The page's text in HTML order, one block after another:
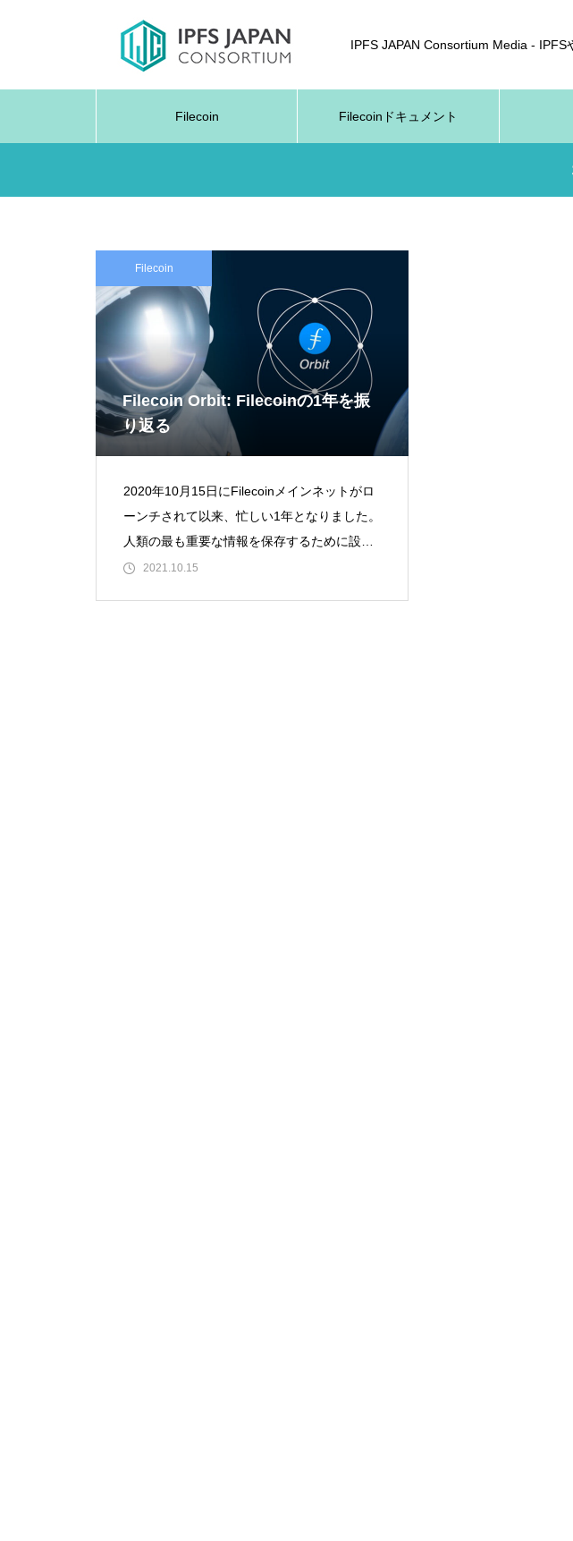
IPFS JAPAN Consortium Media -
Filecoin Filecoinドキュメント
Filecoin
Filecoin Orbit: Filecoinの1年を振
り返る
2020年10月15日にFilecoinメインネットがロ
ーンチされて以来、忙しい1年となりました。
人類の最も重要な情報を保存するために設計
されたネットワークで、分散型ストレージの
2021.10.15